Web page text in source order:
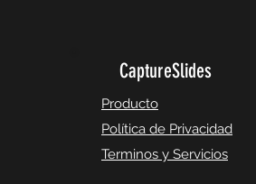
CaptureSlides
Producto
Política de Privacidad
Terminos y Servicios